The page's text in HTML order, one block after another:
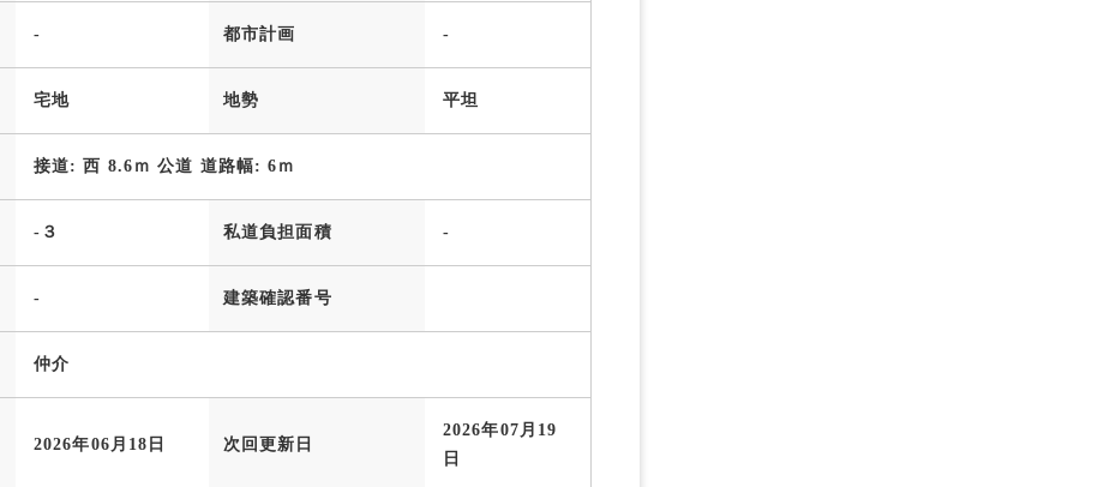
- 都市計画 -
宅地 地勢 平坦
接道: 西 8.6ｍ 公道 道路幅: 6ｍ
-３ 私道負担面積 -
- 建築確認番号
仲介
2026年06月18日 次回更新日
2026年07月19
日